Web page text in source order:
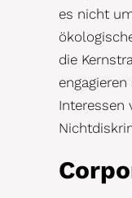
es nicht
die
Interessen